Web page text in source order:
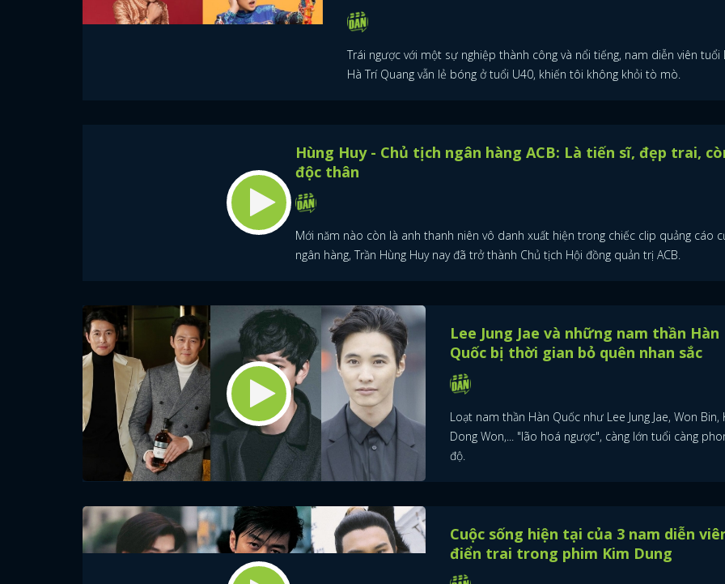
FACEBOOK GOOGLE
Trái ngược với một sự nghiệp thành công và nổi tiếng, nam diễn viên tuổi
Hà Trí Quang vẫn lẻ bóng ở tuổi U40, khiến tôi không khỏi tò mò.
Hùng Huy - Chủ tịch ngân hàng ACB: Là tiến sĩ, đẹp trai,
độc thân
Mới năm nào còn là anh thanh niên vô danh xuất hiện trong chiếc clip quảng cáo
ngân hàng, Trần Hùng Huy nay đã trở thành Chủ tịch Hội đồng quản trị ACB.
Lee Jung Jae và những nam thần Hàn
Quốc bị thời gian bỏ quên nhan sắc
Loạt nam thần Hàn Quốc như Lee Jung Jae, Won Bin,
Dong Won,... "lão hoá ngược", càng lớn tuổi càng
độ.
Cuộc sống hiện tại của 3 nam diễn
điển trai trong phim Kim Dung